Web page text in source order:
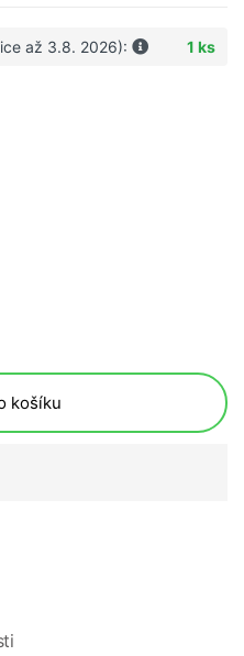
až 3.8. 2026): 1 ks
košíku